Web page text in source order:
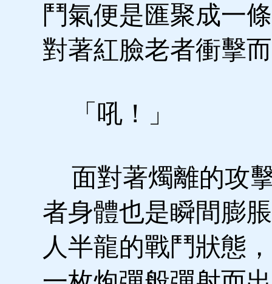
鬥氣便是匯聚成一
對著紅臉老者衝擊
「吼！」
面對著燭離的攻
者身體也是瞬間膨
人半龍的戰鬥狀態